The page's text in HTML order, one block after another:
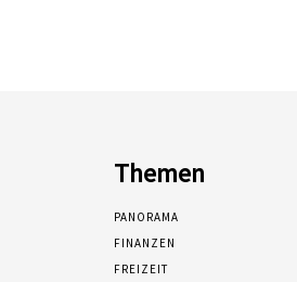
Themen
PANORAMA
FINANZEN
FREIZEIT